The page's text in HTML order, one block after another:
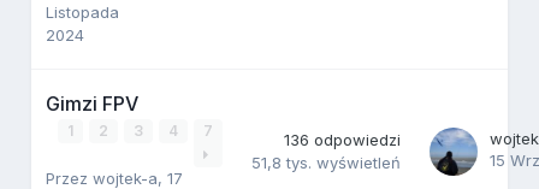
Listopada
2024
Gimzi FPV
1 2 3 4 7
Przezwojtek-a,17
136 odpowiedzi
51,8 tys. wyświetleń
15